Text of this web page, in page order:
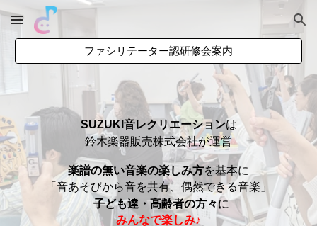
Skip to main content Skip to navigation
ファシリテーター認研修会案内
SUZUKI 音レクリエーションは
鈴木楽器販売株式会社が運営
楽譜の無い音楽の楽しみ方を基本に
「音あそびから音を共有、 偶然できる音楽 」
子ども達・高齢者の方々に
みんなで楽しみ♪